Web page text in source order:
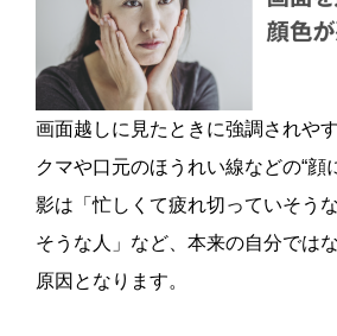
画面越しに見たときに強調されや
クマや口元のほうれい線などの“顔
影は「忙しくて疲れ切っていそう
そうな人」など、本来の自分では
原因となります。